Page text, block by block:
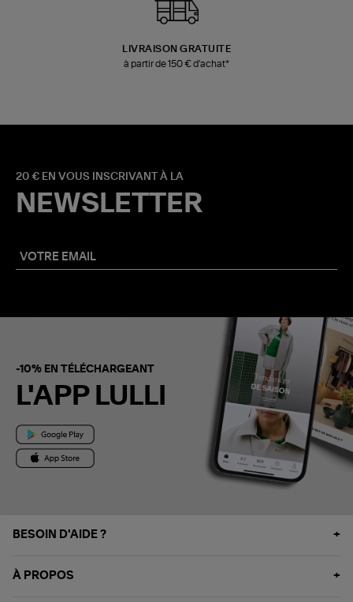
LIVRAISON GRATUITE
à partir de 150 € d'achat*
20 € EN VOUS INSCRIVANT À LA
NEWSLETTER
-10% EN TÉLÉCHARGEANT
L'APP LULLI
BESOIN D'AIDE ?
À PROPOS